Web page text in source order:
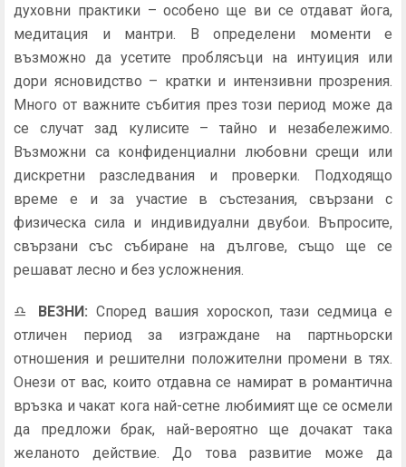
духовни практики – особено ще ви се отдават йога,
медитация и мантри. В определени моменти е
възможно да усетите проблясъци на интуиция или
дори ясновидство – кратки и интензивни прозрения.
Много от важните събития през този период може да
се случат зад кулисите – тайно и незабележимо.
Възможни са конфиденциални любовни срещи или
дискретни разследвания и проверки. Подходящо
време е и за участие в състезания, свързани с
физическа сила и индивидуални двубои. Въпросите,
свързани със събиране на дългове, също ще се
решават лесно и без усложнения.
♎ ВЕЗНИ: Според вашия хороскоп, тази седмица е
отличен период за изграждане на партньорски
отношения и решителни положителни промени в тях.
Онези от вас, които отдавна се намират в романтична
връзка и чакат кога най-сетне любимият ще се осмели
да предложи брак, най-вероятно ще дочакат така
желаното действие. До това развитие може да